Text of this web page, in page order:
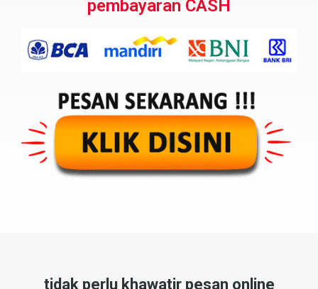
pembayaran CASH​
tidak perlu khawatir pesan online